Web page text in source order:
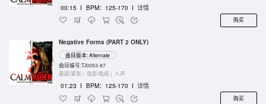
00:15 I BPM：125-170 I 详情
购买
Negative Forms (PART 2 ONLY)
曲目版本: Alternate
曲目编号:TJ0053-87
悬疑/紧张 | 电影/电视 | 人声
01:23 I BPM：125-170 I 详情
购买